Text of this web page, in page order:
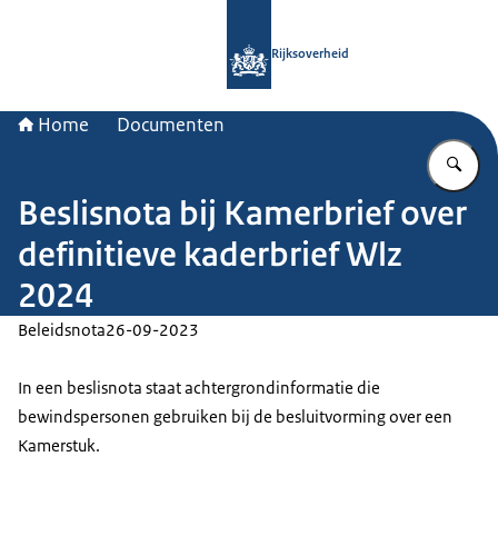
Rijksoverheid
Home Documenten
Beslisnota bij Kamerbrief over
definitieve kaderbrief Wlz
2024
Beleidsnota26-09-2023
In een beslisnota staat achtergrondinformatie die
bewindspersonen gebruiken bij de besluitvorming over een
Kamerstuk.